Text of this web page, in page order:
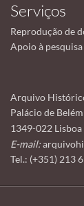
Serviços
Reprodução de
Apoio à pesquisa
Arquivo
Palácio de
1349-022
E-mail:
Tel.: (+351) 213